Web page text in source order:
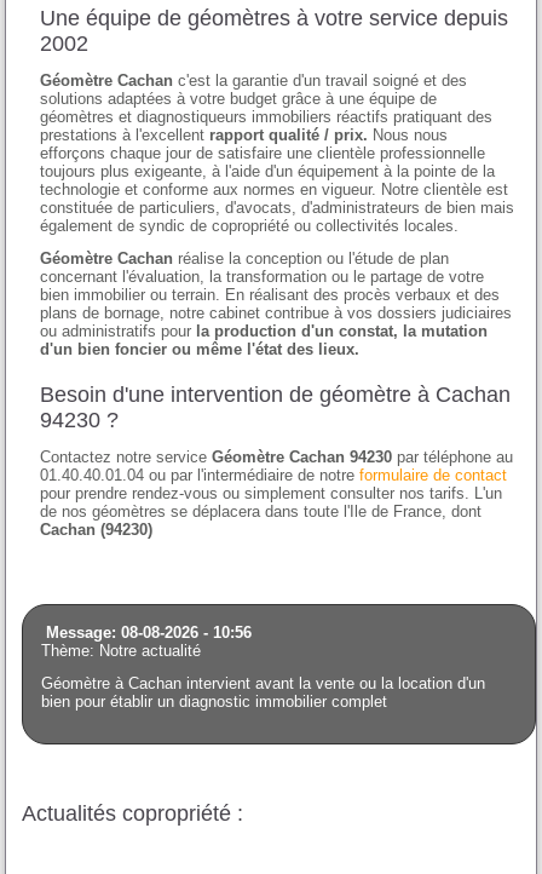
Une équipe de géomètres à votre service depuis
2002
Géomètre Cachan c'est la garantie d'un travail soigné et des
solutions adaptées à votre budget grâce à une équipe de
géomètres et diagnostiqueurs immobiliers réactifs pratiquant des
prestations à l'excellent rapport qualité / prix. Nous nous
efforçons chaque jour de satisfaire une clientèle professionnelle
toujours plus exigeante, à l'aide d'un équipement à la pointe de la
technologie et conforme aux normes en vigueur. Notre clientèle est
constituée de particuliers, d'avocats, d'administrateurs de bien mais
également de syndic de copropriété ou collectivités locales.
Géomètre Cachan réalise la conception ou l'étude de plan
concernant l'évaluation, la transformation ou le partage de votre
bien immobilier ou terrain. En réalisant des procès verbaux et des
plans de bornage, notre cabinet contribue à vos dossiers judiciaires
ou administratifs pour la production d'un constat, la mutation
d'un bien foncier ou même l'état des lieux.
Besoin d'une intervention de géomètre à Cachan
94230 ?
Contactez notre serviceGéomètre Cachan 94230 par téléphone au
01.40.40.01.04 ou par l'intermédiaire de notreformulaire de contact
pour prendre rendez-vous ou simplement consulter nos tarifs. L'un
de nos géomètres se déplacera dans toute l'Ile de France, dont
Cachan (94230)
Message: 08-08-2026 - 10:56
Thème: Notre actualité
Géomètre à Cachan intervient avant la vente ou la location d'un
bien pour établir un diagnostic immobilier complet
Actualités copropriété :